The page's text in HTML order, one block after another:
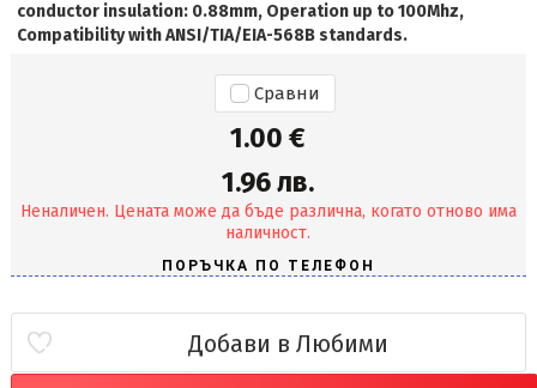
conductor insulation: 0.88mm, Operation up to 100Mhz,
Compatibility with ANSI/TIA/EIA-568B standards.
Сравни
1.00 €
1.96 лв.
Неналичен. Цената може да бъде различна, когато отново има
наличност.
Добави в Любими